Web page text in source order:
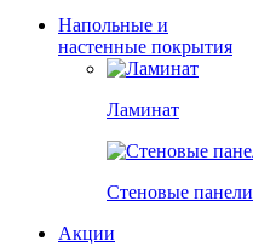
Напольные и
настенные покрытия
Ламинат
Стеновые панели
Акции